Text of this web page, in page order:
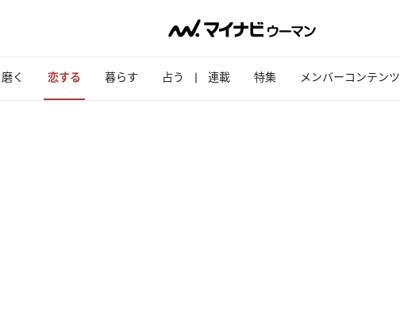
磨く 恋する 暮らす 占う 連載 特集 メンバーコンテンツ